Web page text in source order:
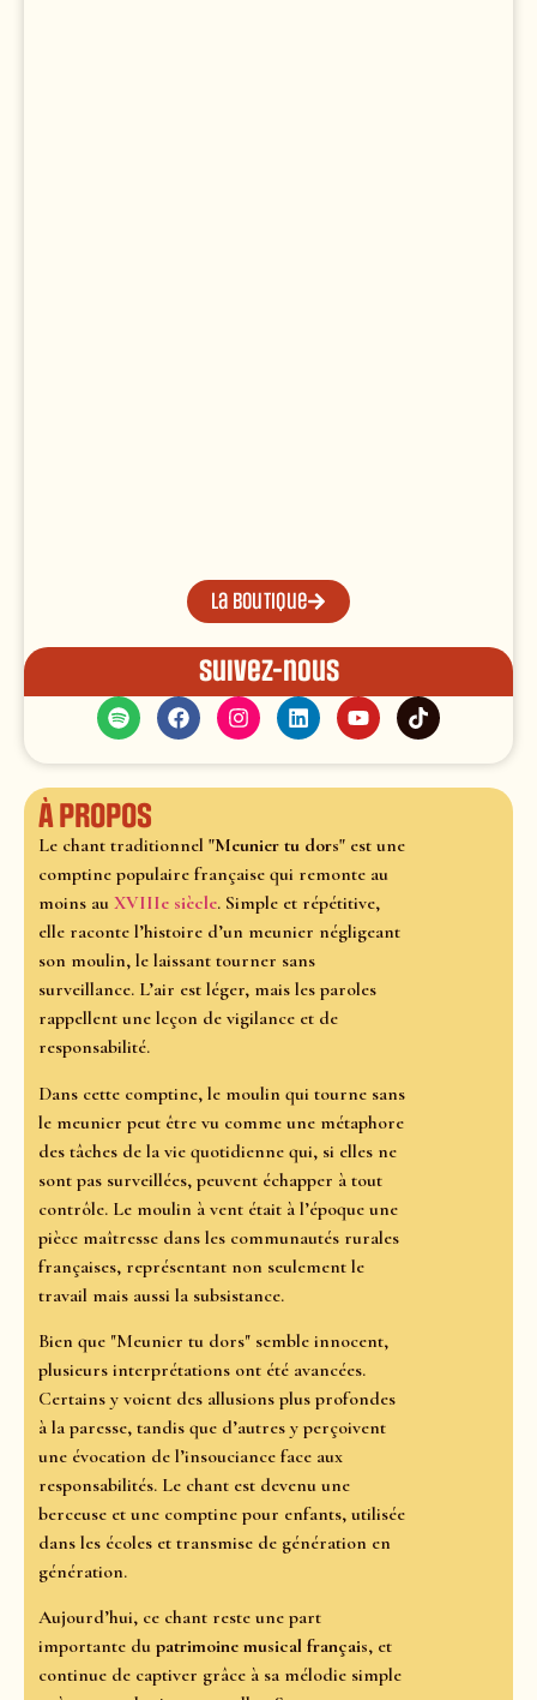
La boutique
Suivez-nous
À propos
Le chant traditionnel "Meunier tu dors" est une
comptine populaire française qui remonte au
moins au XVIIIe siècle. Simple et répétitive,
elle raconte l’histoire d’un meunier négligeant
son moulin, le laissant tourner sans
surveillance. L’air est léger, mais les paroles
rappellent une leçon de vigilance et de
responsabilité.
Dans cette comptine, le moulin qui tourne sans
le meunier peut être vu comme une métaphore
des tâches de la vie quotidienne qui, si elles ne
sont pas surveillées, peuvent échapper à tout
contrôle. Le moulin à vent était à l’époque une
pièce maîtresse dans les communautés rurales
françaises, représentant non seulement le
travail mais aussi la subsistance.
Bien que "Meunier tu dors" semble innocent,
plusieurs interprétations ont été avancées.
Certains y voient des allusions plus profondes
à la paresse, tandis que d’autres y perçoivent
une évocation de l’insouciance face aux
responsabilités. Le chant est devenu une
berceuse et une comptine pour enfants, utilisée
dans les écoles et transmise de génération en
génération.
Aujourd’hui, ce chant reste une part
importante du patrimoine musical français, et
continue de captiver grâce à sa mélodie simple